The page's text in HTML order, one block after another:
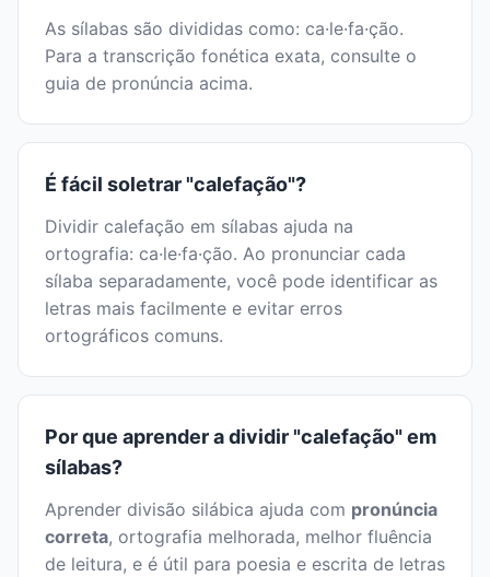
As sílabas são divididas como: ca·le·fa·ção.
Para a transcrição fonética exata, consulte o
guia de pronúncia acima.
É fácil soletrar "calefação"?
Dividir calefação em sílabas ajuda na
ortografia: ca·le·fa·ção. Ao pronunciar cada
sílaba separadamente, você pode identificar as
letras mais facilmente e evitar erros
ortográficos comuns.
Por que aprender a dividir "calefação" em
sílabas?
Aprender divisão silábica ajuda com pronúncia
correta, ortografia melhorada, melhor fluência
de leitura, e é útil para poesia e escrita de letras